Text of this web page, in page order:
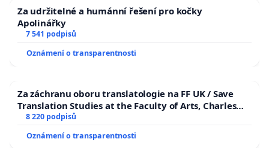
Za udržitelné a humánní řešení pro kočky
Apolinářky
7 541 podpisů
Oznámení o transparentnosti
Za záchranu oboru translatologie na FF UK / Save
Translation Studies at the Faculty of Arts, Charles
University
8 220 podpisů
Oznámení o transparentnosti